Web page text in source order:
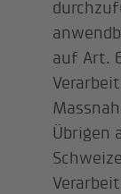
auf Art.
Übrigen